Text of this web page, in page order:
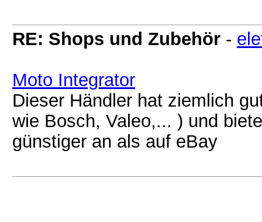
RE: Shops und Zubehör -
Moto Integrator
Dieser Händler hat ziemlich
wie Bosch, Valeo,... ) und
günstiger an als auf eBay